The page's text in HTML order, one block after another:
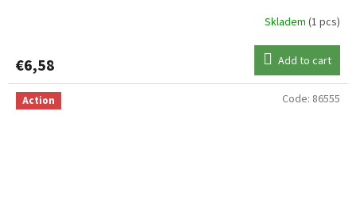
Skladem (1 pcs)
€6,58 Add to cart
Action Code: 86555